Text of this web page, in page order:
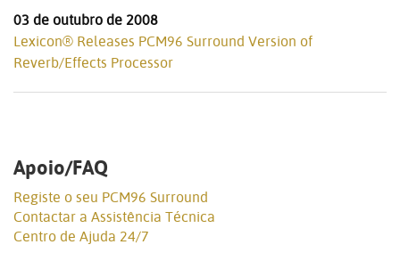
03 de outubro de 2008
Lexicon® Releases PCM96 Surround Version of
Reverb/Effects Processor
Apoio/FAQ
Registe o seu PCM96 Surround
Contactar a Assistência Técnica
Centro de Ajuda 24/7